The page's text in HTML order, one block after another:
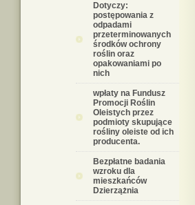
Dotyczy:
postępowania z
odpadami
przeterminowanych
środków ochrony
roślin oraz
opakowaniami po
nich
wpłaty na Fundusz
Promocji Roślin
Oleistych przez
podmioty skupujące
rośliny oleiste od ich
producenta.
Bezpłatne badania
wzroku dla
mieszkańców
Dzierzążnia